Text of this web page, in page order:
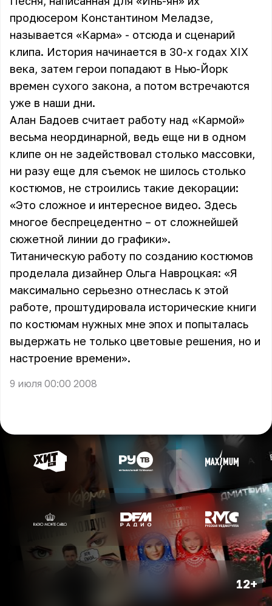
продюсером Константином Меладзе,
называется «Карма» - отсюда и сценарий
клипа. История начинается в 30-х годах XIX
века, затем герои попадают в Нью-Йорк
времен сухого закона, а потом встречаются
уже в наши дни.
Алан Бадоев считает работу над «Кармой»
весьма неординарной, ведь еще ни в одном
клипе он не задействовал столько массовки,
ни разу еще для съемок не шилось столько
костюмов, не строились такие декорации:
«Это сложное и интересное видео. Здесь
многое беспрецедентно – от сложнейшей
сюжетной линии до графики».
Титаническую работу по созданию костюмов
проделала дизайнер Ольга Навроцкая: «Я
максимально серьезно отнеслась к этой
работе, проштудировала исторические книги
по костюмам нужных мне эпох и попыталась
выдержать не только цветовые решения, но и
настроение времени».
9 июля 00:00 2008
12+